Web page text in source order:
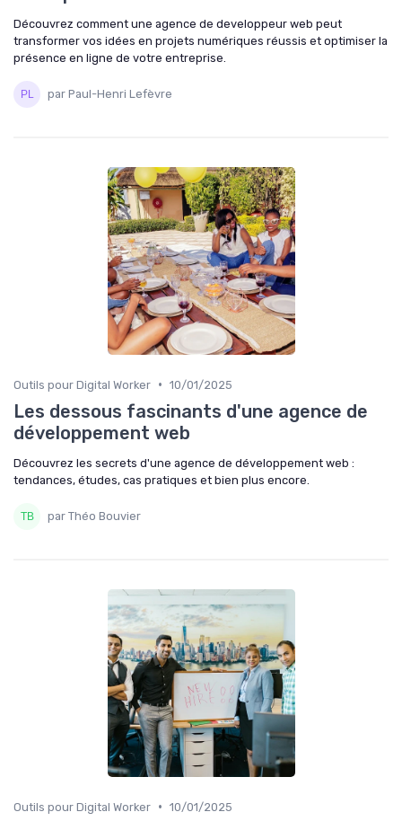
Découvrez comment une agence de developpeur web peut
transformer vos idées en projets numériques réussis et optimiser la
présence en ligne de votre entreprise.
par Paul-Henri Lefèvre
Outils pour Digital Worker • 10/01/2025
Les dessous fascinants d'une agence de
développement web
Découvrez les secrets d'une agence de développement web :
tendances, études, cas pratiques et bien plus encore.
par Théo Bouvier
Outils pour Digital Worker • 10/01/2025